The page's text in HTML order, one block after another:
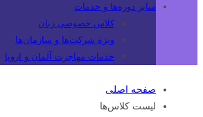
سایر دوره‌ها و خدمات
کلاس خصوصی زبان
ویژه شرکت‌ها و سازمان‌ها
خدمات مهاجرت آلمان و اروپا
صفحه اصلی
لیست کلاس‌ها